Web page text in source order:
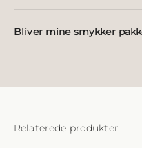
Bliver mine smykker